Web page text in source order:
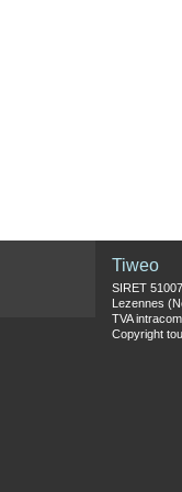
Tiweo
SIRET
Lezennes
TVA
Copyright